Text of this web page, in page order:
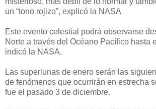
un “tono rojizo”, explicó la NASA
Este evento celestial podrá observarse
Norte a través del Océano Pacífico hasta
indicó la NASA.
Las superlunas de enero serán las
de fenómenos que ocurrirán en estrecha
fue el pasado 3 de diciembre.